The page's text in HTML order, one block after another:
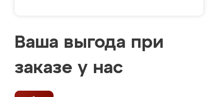
Ваша выгода при
заказе у нас